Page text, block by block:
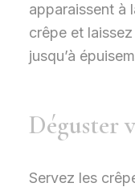
apparaissent à
crêpe et
jusqu’à
Déguster
Servez les